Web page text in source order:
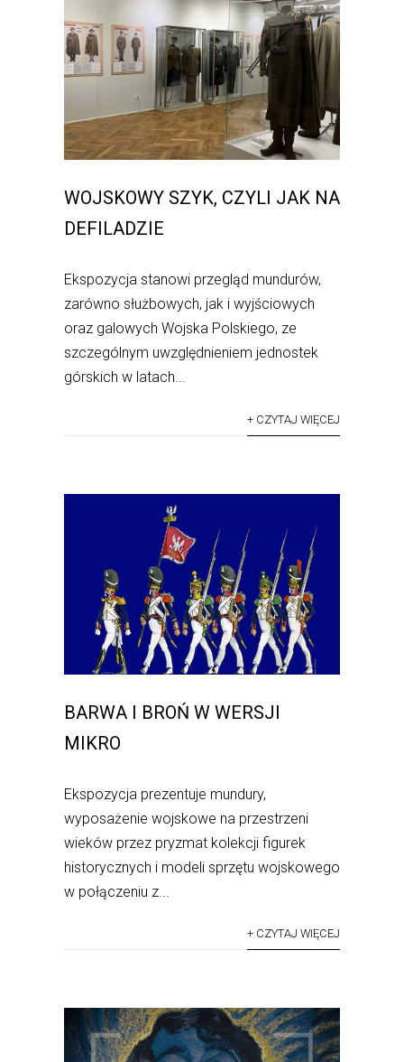
WOJSKOWY SZYK, CZYLI JAK NA
DEFILADZIE
Ekspozycja stanowi przegląd mundurów,
zarówno służbowych, jak i wyjściowych
oraz galowych Wojska Polskiego, ze
szczególnym uwzględnieniem jednostek
górskich w latach...
+ CZYTAJ WIĘCEJ
BARWA I BROŃ W WERSJI
MIKRO
Ekspozycja prezentuje mundury,
wyposażenie wojskowe na przestrzeni
wieków przez pryzmat kolekcji figurek
historycznych i modeli sprzętu wojskowego
w połączeniu z...
+ CZYTAJ WIĘCEJ